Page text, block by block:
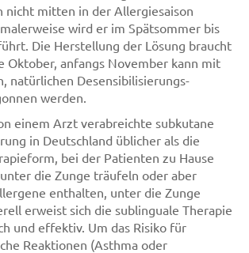
nicht mitten in der Allergiesaison
wird er im Spätsommer bis
Die Herstellung der Lösung braucht
Oktober, anfangs November kann mit
natürlichen Desensibilisierungs-
werden.
einem Arzt verabreichte subkutane
in Deutschland üblicher als die
bei der Patienten zu Hause
die Zunge träufeln oder aber
enthalten, unter die Zunge
erweist sich die sublinguale Therapie
und effektiv. Um das Risiko für
Reaktionen (Asthma oder